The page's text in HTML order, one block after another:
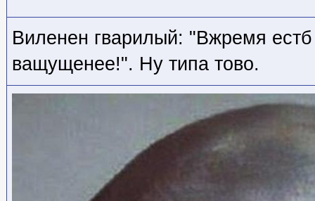
Виленен гварилый: "Вжремя
ващущенее!". Ну типа тово.